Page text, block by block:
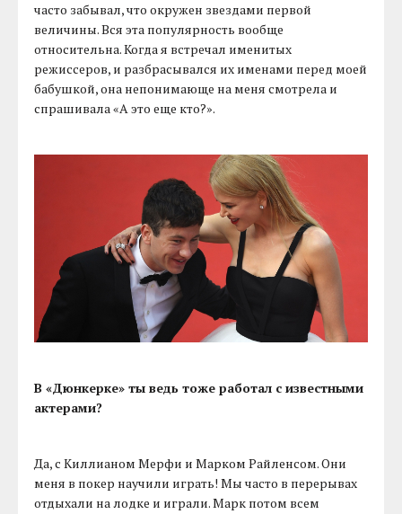
часто забывал, что окружен звездами первой
величины. Вся эта популярность вообще
относительна. Когда я встречал именитых
режиссеров, и разбрасывался их именами перед моей
бабушкой, она непонимающе на меня смотрела и
спрашивала «А это еще кто?».
В «Дюнкерке» ты ведь тоже работал с известными
актерами?
Да, с Киллианом Мерфи и Марком Райленсом. Они
меня в покер научили играть! Мы часто в перерывах
отдыхали на лодке и играли. Марк потом всем